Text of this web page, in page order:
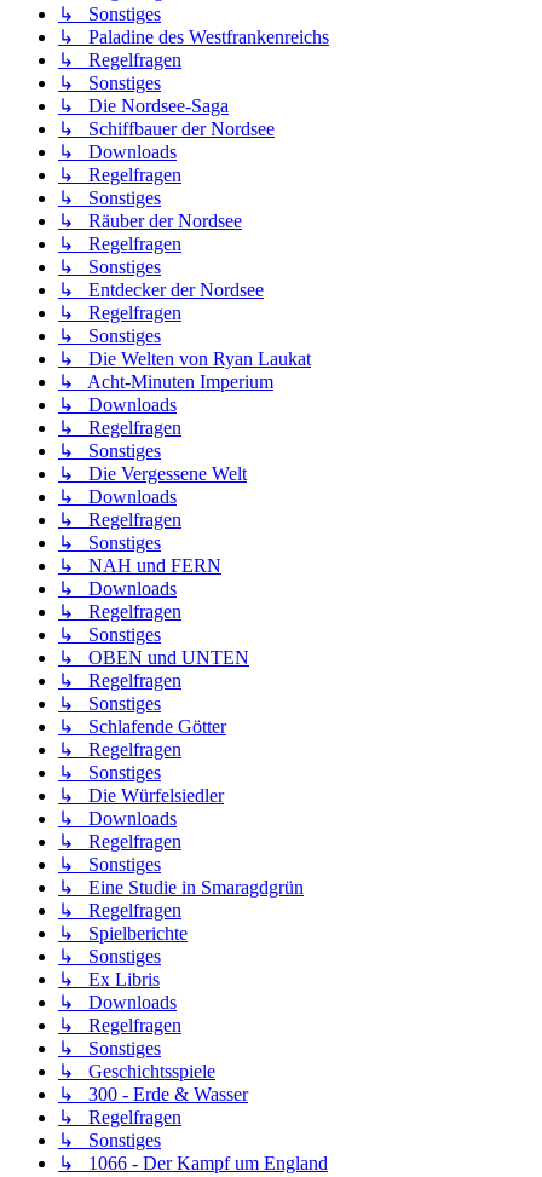
↳ Sonstiges
↳ Paladine des Westfrankenreichs
↳ Regelfragen
↳ Sonstiges
↳ Die Nordsee-Saga
↳ Schiffbauer der Nordsee
↳ Downloads
↳ Regelfragen
↳ Sonstiges
↳ Räuber der Nordsee
↳ Regelfragen
↳ Sonstiges
↳ Entdecker der Nordsee
↳ Regelfragen
↳ Sonstiges
↳ Die Welten von Ryan Laukat
↳ Acht-Minuten Imperium
↳ Downloads
↳ Regelfragen
↳ Sonstiges
↳ Die Vergessene Welt
↳ Downloads
↳ Regelfragen
↳ Sonstiges
↳ NAH und FERN
↳ Downloads
↳ Regelfragen
↳ Sonstiges
↳ OBEN und UNTEN
↳ Regelfragen
↳ Sonstiges
↳ Schlafende Götter
↳ Regelfragen
↳ Sonstiges
↳ Die Würfelsiedler
↳ Downloads
↳ Regelfragen
↳ Sonstiges
↳ Eine Studie in Smaragdgrün
↳ Regelfragen
↳ Spielberichte
↳ Sonstiges
↳ Ex Libris
↳ Downloads
↳ Regelfragen
↳ Sonstiges
↳ Geschichtsspiele
↳ 300 - Erde & Wasser
↳ Regelfragen
↳ Sonstiges
↳ 1066 - Der Kampf um England